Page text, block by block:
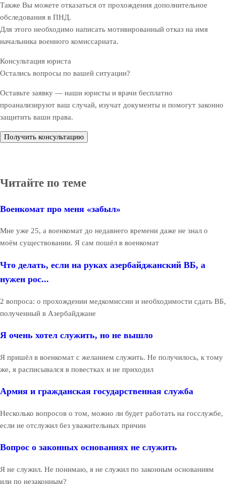
Также Вы можете отказаться от прохождения дополнительное
обследования в ПНД.
Для этого необходимо написать мотивированный отказ на имя
начальника военного комиссариата.
Консультация юриста
Остались вопросы по вашей ситуации?
Оставьте заявку — наши юристы и врачи бесплатно
проанализируют ваш случай, изучат документы и помогут законно
защитить ваши права.
Получить консультацию
Читайте по теме
Военкомат про меня «забыл»
Мне уже 25, а военкомат до недавнего времени даже не знал о
моём существовании. Я сам пошёл в военкомат
Что делать, если на руках азербайджанский ВБ, а
нужен рос...
2 вопроса: о прохождении медкомиссии и необходимости сдать ВБ,
полученный в Азербайджане
Я очень хотел служить, но не вышло
Я пришёл в военкомат с желанием служить. Не получилось, к тому
же, я расписывался в повестках и не приходил
Армия и гражданская государственная служба
Несколько вопросов о том, можно ли будет работать на госслужбе,
если не отслужил без уважительных причин
Вопрос о законных основаниях не служить
Я не служил. Не понимаю, я не служил по законным основаниям
или по незаконным?